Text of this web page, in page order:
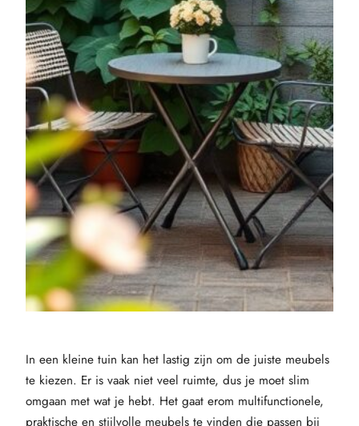
In een kleine tuin kan het lastig zijn om de juiste meubels
te kiezen. Er is vaak niet veel ruimte, dus je moet slim
omgaan met wat je hebt. Het gaat erom multifunctionele,
praktische en stijlvolle meubels te vinden die passen bij